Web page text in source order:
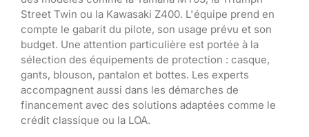
Street Twin ou la Kawasaki Z400. L'équipe prend en
compte le gabarit du pilote, son usage prévu et son
budget. Une attention particulière est portée à la
sélection des équipements de protection : casque,
gants, blouson, pantalon et bottes. Les experts
accompagnent aussi dans les démarches de
financement avec des solutions adaptées comme le
crédit classique ou la LOA.